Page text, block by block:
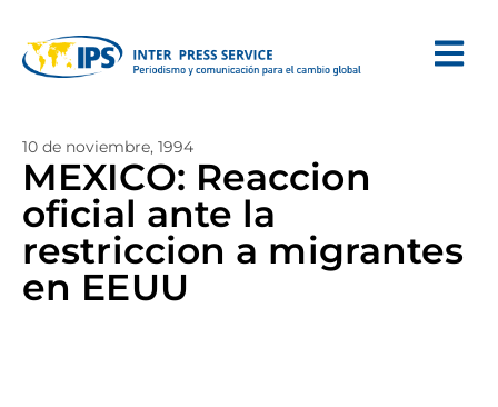
10 de noviembre, 1994
MEXICO: Reaccion
oficial ante la
restriccion a migrantes
en EEUU